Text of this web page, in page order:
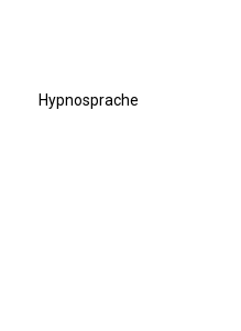
Hypnosprache